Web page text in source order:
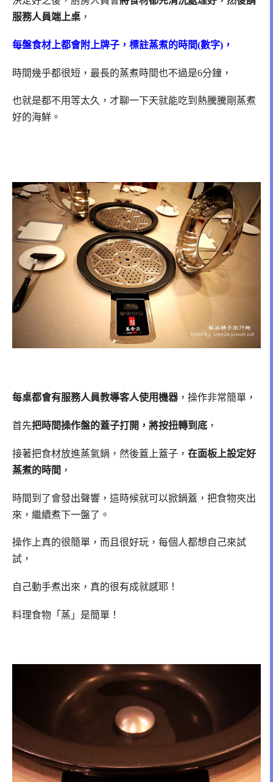
服務人員端上桌 ，
每盤食材上都會附上牌子，標註蒸煮的時間(數字)，
時間幾乎都很短，最長的蒸煮時間也不過是6分鐘，
也就是都不用等太久，才聊一下天就能吃到熱騰騰剛蒸煮
好的海鮮。
每桌都會有服務人員教導客人使用機器 ，操作非常簡單，
首先把時間操作盤的蓋子打開，將按扭轉到底 ，
接著把食材放進蒸氣鍋，然後蓋上蓋子， 在面板上設定好
蒸煮的時間 ，
時間到了會發出聲響，這時候就可以掀鍋蓋，把食物夾出
來，繼續煮下一盤了。
操作上真的很簡單，而且很好玩，每個人都想自己來試
試，
自己動手煮出來，真的很有成就感耶！
料理食物「蒸」是簡單！